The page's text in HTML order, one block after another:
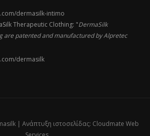
dermasilk-intimo
Therapeutic Clothing: "DermaSilk
are patented and manufactured by Alpretec
dermasilk
| Ανάπτυξη ιστοσελίδας: Cloudmate Web